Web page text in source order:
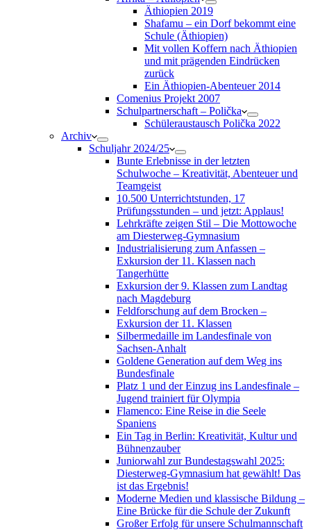
Äthiopien 2019
Shafamu – ein Dorf bekommt eine
Schule (Äthiopien)
Mit vollen Koffern nach Äthiopien
und mit prägenden Eindrücken
zurück
Ein Äthiopien-Abenteuer 2014
Comenius Projekt 2007
Schulpartnerschaft – Polička
Schüleraustausch Polička 2022
Archiv
Schuljahr 2024/25
Bunte Erlebnisse in der letzten
Schulwoche – Kreativität, Abenteuer und
Teamgeist
10.500 Unterrichtstunden, 17
Prüfungsstunden – und jetzt: Applaus!
Lehrkräfte zeigen Stil – Die Mottowoche
am Diesterweg-Gymnasium
Industrialisierung zum Anfassen –
Exkursion der 11. Klassen nach
Tangerhütte
Exkursion der 9. Klassen zum Landtag
nach Magdeburg
Feldforschung auf dem Brocken –
Exkursion der 11. Klassen
Silbermedaille im Landesfinale von
Sachsen-Anhalt
Goldene Generation auf dem Weg ins
Bundesfinale
Platz 1 und der Einzug ins Landesfinale –
Jugend trainiert für Olympia
Flamenco: Eine Reise in die Seele
Spaniens
Ein Tag in Berlin: Kreativität, Kultur und
Bühnenzauber
Juniorwahl zur Bundestagswahl 2025:
Diesterweg-Gymnasium hat gewählt! Das
ist das Ergebnis!
Moderne Medien und klassische Bildung –
Eine Brücke für die Schule der Zukunft
Großer Erfolg für unsere Schulmannschaft